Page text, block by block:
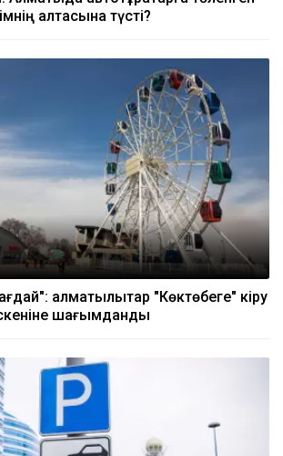
қалтасына түсті?
алматылықтар "Көктөбеге" кіру
шағымданды